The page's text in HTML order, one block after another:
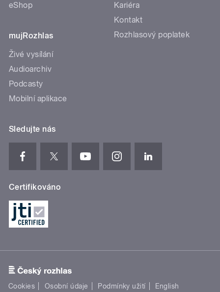
eShop
mujRozhlas
Živé vysílání
Audioarchiv
Podcasty
Mobilní aplikace
Kariéra
Kontakt
Rozhlasový poplatek
Sledujte nás
Certifikováno
Cookies Osobní údaje Podmínky užití English